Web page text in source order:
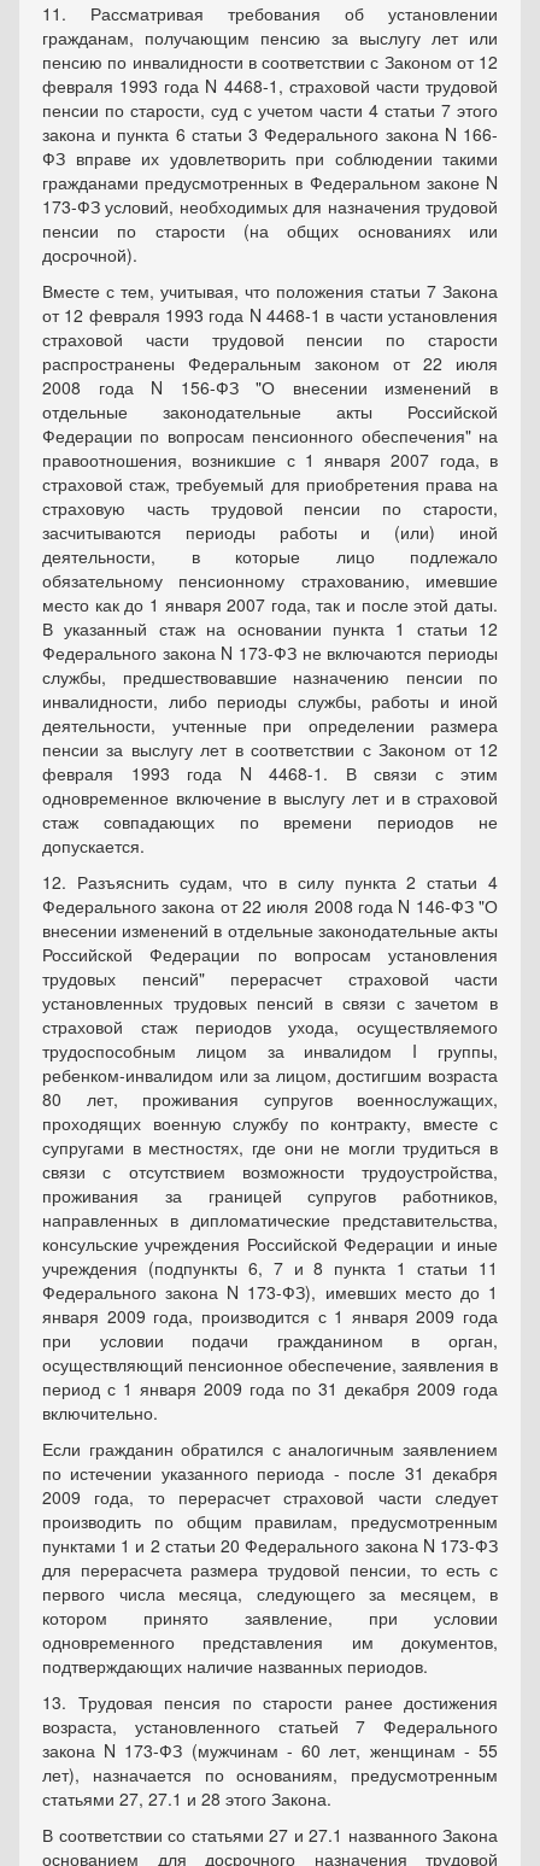
11. Рассматривая требования об установлении
гражданам, получающим пенсию за выслугу лет или
пенсию по инвалидности в соответствии с Законом от 12
февраля 1993 года N 4468-1, страховой части трудовой
пенсии по старости, суд с учетом части 4 статьи 7 этого
закона и пункта 6 статьи 3 Федерального закона N 166-
ФЗ вправе их удовлетворить при соблюдении такими
гражданами предусмотренных в Федеральном законе N
173-ФЗ условий, необходимых для назначения трудовой
пенсии по старости (на общих основаниях или
досрочной).
Вместе с тем, учитывая, что положения статьи 7 Закона
от 12 февраля 1993 года N 4468-1 в части установления
страховой части трудовой пенсии по старости
распространены Федеральным законом от 22 июля
2008 года N 156-ФЗ "О внесении изменений в
отдельные законодательные акты Российской
Федерации по вопросам пенсионного обеспечения" на
правоотношения, возникшие с 1 января 2007 года, в
страховой стаж, требуемый для приобретения права на
страховую часть трудовой пенсии по старости,
засчитываются периоды работы и (или) иной
деятельности, в которые лицо подлежало
обязательному пенсионному страхованию, имевшие
место как до 1 января 2007 года, так и после этой даты.
В указанный стаж на основании пункта 1 статьи 12
Федерального закона N 173-ФЗ не включаются периоды
службы, предшествовавшие назначению пенсии по
инвалидности, либо периоды службы, работы и иной
деятельности, учтенные при определении размера
пенсии за выслугу лет в соответствии с Законом от 12
февраля 1993 года N 4468-1. В связи с этим
одновременное включение в выслугу лет и в страховой
стаж совпадающих по времени периодов не
допускается.
12. Разъяснить судам, что в силу пункта 2 статьи 4
Федерального закона от 22 июля 2008 года N 146-ФЗ "О
внесении изменений в отдельные законодательные акты
Российской Федерации по вопросам установления
трудовых пенсий" перерасчет страховой части
установленных трудовых пенсий в связи с зачетом в
страховой стаж периодов ухода, осуществляемого
трудоспособным лицом за инвалидом I группы,
ребенком-инвалидом или за лицом, достигшим возраста
80 лет, проживания супругов военнослужащих,
проходящих военную службу по контракту, вместе с
супругами в местностях, где они не могли трудиться в
связи с отсутствием возможности трудоустройства,
проживания за границей супругов работников,
направленных в дипломатические представительства,
консульские учреждения Российской Федерации и иные
учреждения (подпункты 6, 7 и 8 пункта 1 статьи 11
Федерального закона N 173-ФЗ), имевших место до 1
января 2009 года, производится с 1 января 2009 года
при условии подачи гражданином в орган,
осуществляющий пенсионное обеспечение, заявления в
период с 1 января 2009 года по 31 декабря 2009 года
включительно.
Если гражданин обратился с аналогичным заявлением
по истечении указанного периода - после 31 декабря
2009 года, то перерасчет страховой части следует
производить по общим правилам, предусмотренным
пунктами 1 и 2 статьи 20 Федерального закона N 173-ФЗ
для перерасчета размера трудовой пенсии, то есть с
первого числа месяца, следующего за месяцем, в
котором принято заявление, при условии
одновременного представления им документов,
подтверждающих наличие названных периодов.
13. Трудовая пенсия по старости ранее достижения
возраста, установленного статьей 7 Федерального
закона N 173-ФЗ (мужчинам - 60 лет, женщинам - 55
лет), назначается по основаниям, предусмотренным
статьями 27, 27.1 и 28 этого Закона.
В соответствии со статьями 27 и 27.1 названного Закона
основанием для досрочного назначения трудовой